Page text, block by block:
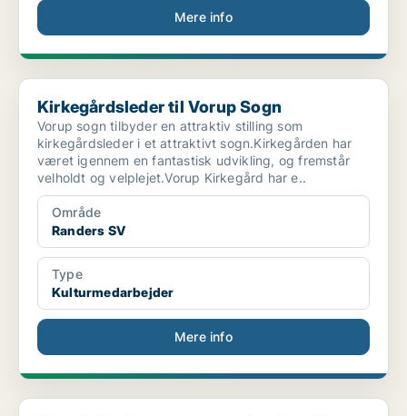
Mere info
Kirkegårdsleder til Vorup Sogn
Kirkegårdsleder til Vorup Sogn
Vorup sogn tilbyder en attraktiv stilling som
kirkegårdsleder i et attraktivt sogn.Kirkegården har
været igennem en fantastisk udvikling, og fremstår
velholdt og velplejet.Vorup Kirkegård har e..
Område
Randers SV
Type
Kulturmedarbejder
Mere info
Elevplads: Garant søger salgselev til Randers